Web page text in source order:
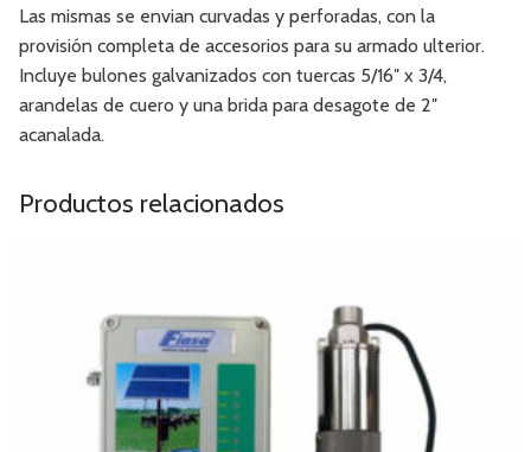
Las mismas se envian curvadas y perforadas, con la
provisión completa de accesorios para su armado ulterior.
Incluye bulones galvanizados con tuercas 5/16″ x 3/4,
arandelas de cuero y una brida para desagote de 2″
acanalada.
Productos relacionados